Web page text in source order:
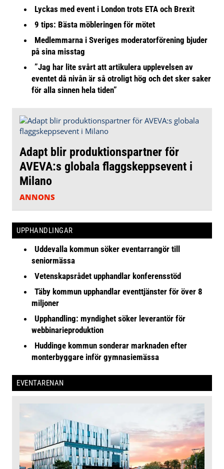
Lyckas med event i London trots ETA och Brexit
9 tips: Bästa möbleringen för mötet
Medlemmarna i Sveriges moderatorförening bjuder
på sina misstag
”Jag har lite svårt att artikulera upplevelsen av
eventet då nivån är så otroligt hög och det sker saker
för alla sinnen hela tiden”
Adapt blir produktionspartner för
AVEVA:s globala flaggskeppsevent i
Milano
ANNONS
UPPHANDLINGAR
Uddevalla kommun söker eventarrangör till
seniormässa
Vetenskapsrådet upphandlar konferensstöd
Täby kommun upphandlar eventtjänster för över 8
miljoner
Upphandling: myndighet söker leverantör för
webbinarieproduktion
Huddinge kommun sonderar marknaden efter
monterbyggare inför gymnasiemässa
EVENTARENAN